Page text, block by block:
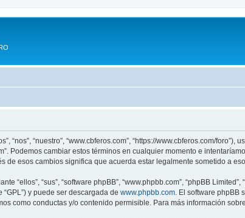
“nos”, “nuestro”, “www.cbferos.com”, “https://www.cbferos.com/
Podemos cambiar estos términos en cualquier momento e
de esos cambios significa que acuerda estar legalmente sometido a
“ellos”, “sus”, “software phpBB”, “www.phpbb.com”, “phpBB
“GPL”) y puede ser descargada de www.phpbb.com . El software
como conductas y/o contenido permisible. Para más información